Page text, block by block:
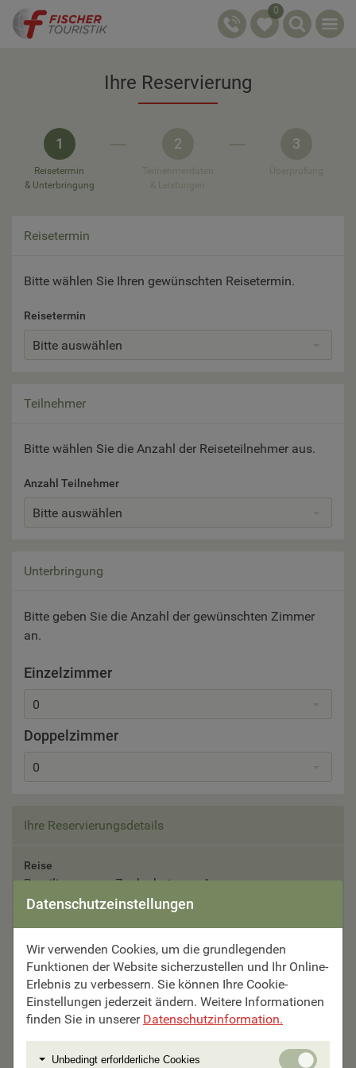
0
Ihre Reservierung
1
Reisetermin
& Unterbringung
2 3
Reisetermin
Bitte wählen Sie Ihren gewünschten Reisetermin.
Reisetermin
Bitte auswählen
Teilnehmer
Bitte wählen Sie die Anzahl der Reiseteilnehmer aus.
Anzahl Teilnehmer
Bitte auswählen
Unterbringung
Bitte geben Sie die Anzahl der gewünschten Zimmer
an.
Einzelzimmer
0
Doppelzimmer
0
Ihre Reservierungsdetails
Reise
Brasilien – vom Zuckerhut zum Amazonas
Bitte auswählen
Teilnehmer
Bitte auswählen
Unterbringung
Bitte auswählen
Datenschutzeinstellungen
Wir verwenden Cookies, um die grundlegenden
Funktionen der Website sicherzustellen und Ihr Online-
Erlebnis zu verbessern. Sie können Ihre Cookie-
Einstellungen jederzeit ändern. Weitere Informationen
finden Sie in unserer Datenschutzinformation.
Unbedingt erforlderliche Cookies